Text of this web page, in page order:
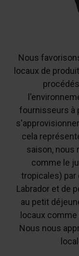
Nous
locaux de
fournisseurs à
cela
saison, nous
comme le
tropicales) par
Labrador et de
au petit
locaux
Nous nous